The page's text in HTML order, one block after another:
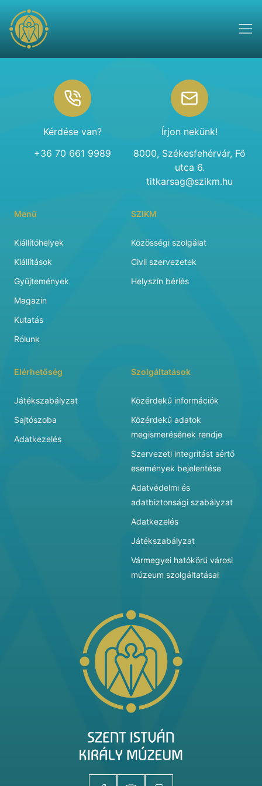
Kérdése van?
+36 70 661 9989
Írjon nekünk!
8000, Székesfehérvár, Fő
utca 6.
titkarsag@szikm.hu
Menü
Kiállítóhelyek
Kiállítások
Gyűjtemények
Magazin
Kutatás
Rólunk
SZIKM
Közösségi szolgálat
Civil szervezetek
Helyszín bérlés
Elérhetőség
Játékszabályzat
Sajtószoba
Adatkezelés
Szolgáltatások
Közérdekű információk
Közérdekű adatok
megismerésének rendje
Szervezeti integritást sértő
események bejelentése
Adatvédelmi és
adatbiztonsági szabályzat
Adatkezelés
Játékszabályzat
Vármegyei hatókörű városi
múzeum szolgáltatásai